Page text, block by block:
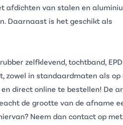
afdichten van stalen en
Daarnaast is het geschikt als
zelfklevend, tochtband,
zowel in standaardmaten als
direct online te bestellen! De
de grootte van de afname
Neem dan contact op